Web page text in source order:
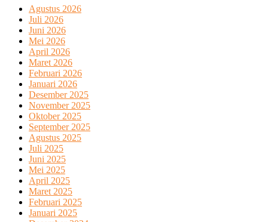
Agustus 2026
Juli 2026
Juni 2026
Mei 2026
April 2026
Maret 2026
Februari 2026
Januari 2026
Desember 2025
November 2025
Oktober 2025
September 2025
Agustus 2025
Juli 2025
Juni 2025
Mei 2025
April 2025
Maret 2025
Februari 2025
Januari 2025